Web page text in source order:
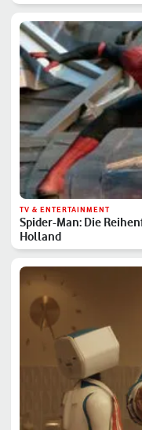
TV & ENTERTAINMENT
Spider-Man: Die
Holland